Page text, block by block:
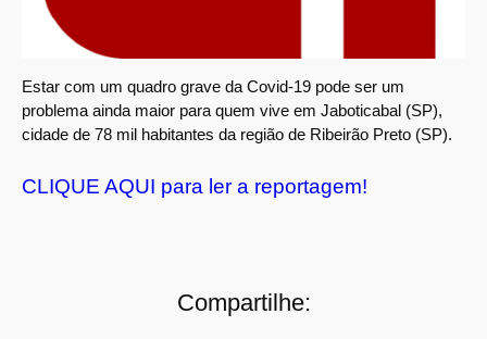
Estar com um quadro grave da Covid-19 pode ser um
problema ainda maior para quem vive em Jaboticabal (SP),
cidade de 78 mil habitantes da região de Ribeirão Preto (SP).
CLIQUE AQUI para ler a reportagem!
Compartilhe: